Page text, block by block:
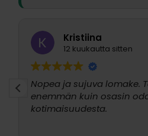
Kristiina
12 kuukautta sitten
Nopea ja sujuva lomake.
enemmän kuin osasin
kotimaisuudesta.